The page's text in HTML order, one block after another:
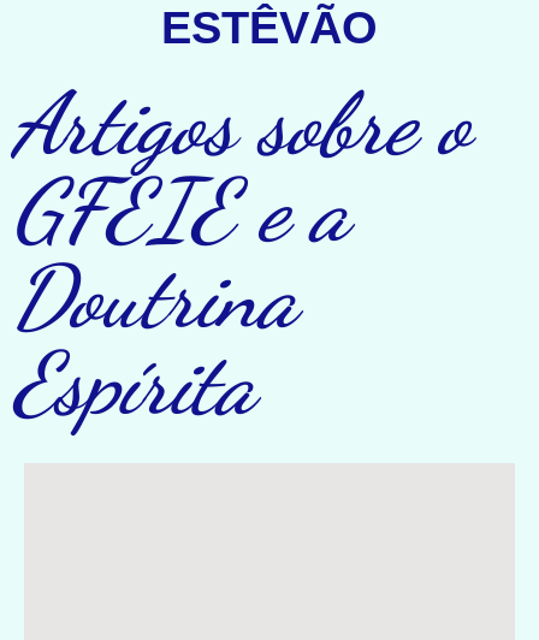
ESTÊVÃO
Artigos sobre o
GFEIE e a
Doutrina
Espírita